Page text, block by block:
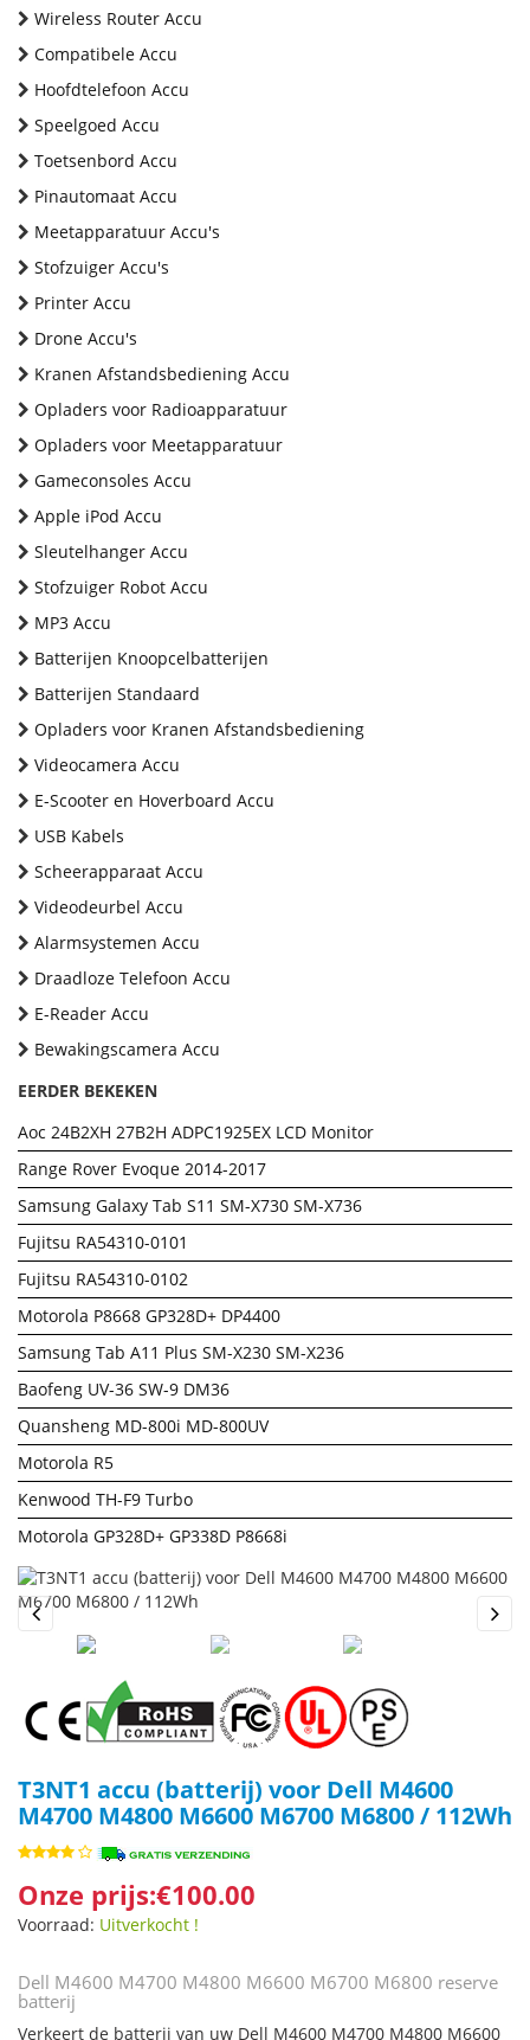
Wireless Router Accu
Compatibele Accu
Hoofdtelefoon Accu
Speelgoed Accu
Toetsenbord Accu
Pinautomaat Accu
Meetapparatuur Accu's
Stofzuiger Accu's
Printer Accu
Drone Accu's
Kranen Afstandsbediening Accu
Opladers voor Radioapparatuur
Opladers voor Meetapparatuur
Gameconsoles Accu
Apple iPod Accu
Sleutelhanger Accu
Stofzuiger Robot Accu
MP3 Accu
Batterijen Knoopcelbatterijen
Batterijen Standaard
Opladers voor Kranen Afstandsbediening
Videocamera Accu
E-Scooter en Hoverboard Accu
USB Kabels
Scheerapparaat Accu
Videodeurbel Accu
Alarmsystemen Accu
Draadloze Telefoon Accu
E-Reader Accu
Bewakingscamera Accu
EERDER BEKEKEN
Aoc 24B2XH 27B2H ADPC1925EX LCD Monitor
Range Rover Evoque 2014-2017
Samsung Galaxy Tab S11 SM-X730 SM-X736
Fujitsu RA54310-0101
Fujitsu RA54310-0102
Motorola P8668 GP328D+ DP4400
Samsung Tab A11 Plus SM-X230 SM-X236
Baofeng UV-36 SW-9 DM36
Quansheng MD-800i MD-800UV
Motorola R5
Kenwood TH-F9 Turbo
Motorola GP328D+ GP338D P8668i
Previous
T3NT1 accu (batterij) voor Dell M4600
M4700 M4800 M6600 M6700 M6800 / 112Wh
Onze prijs:€100.00
Voorraad: Uitverkocht !
Dell M4600 M4700 M4800 M6600 M6700 M6800 reserve
batterij
Verkeert de batterij van uw Dell M4600 M4700 M4800 M6600